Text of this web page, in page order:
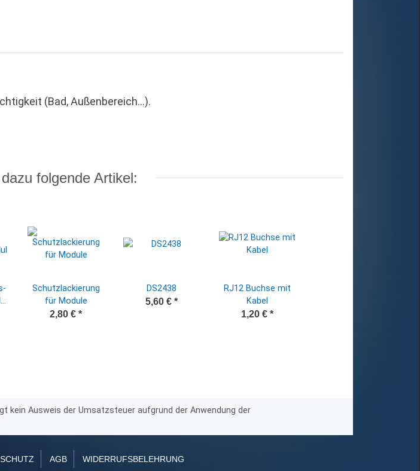
(Bad, Außenbereich...).
folgende Artikel:
Schutzlackierung
für Module
2,80 € *
DS2438
5,60 € *
RJ12 Buchse mit
Kabel
1,20 € *
kein Ausweis der Umsatzsteuer aufgrund der Anwendung der
AGB WIDERRUFSBELEHRUNG